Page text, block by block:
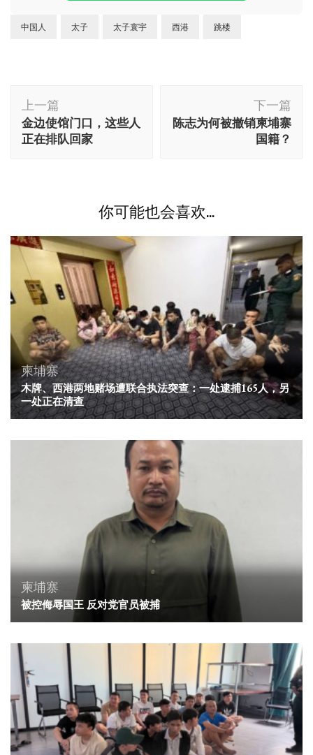
中国人 太子 太子寰宇 西港 跳楼
博
文
导
上一篇
金边使馆门口，这些人
正在排队回家
下一篇
陈志为何被撤销柬埔寨
国籍？
你可能也会喜欢...
柬埔寨
木牌、西港两地赌场遭联合执法突查：一处逮捕165人，另
一处正在清查
柬埔寨
被控侮辱国王 反对党官员被捕